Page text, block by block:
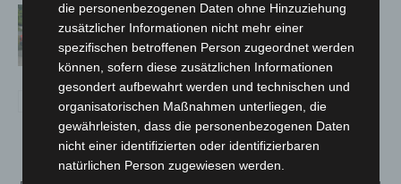
Region Hannover: 21 neue
Notfallsanitäter starten beim Roten
Kreuz
die personenbezogenen Daten ohne Hinzuziehung
zusätzlicher Informationen nicht mehr einer
spezifischen betroffenen Person zugeordnet werden
können, sofern diese zusätzlichen Informationen
gesondert aufbewahrt werden und technischen und
organisatorischen Maßnahmen unterliegen, die
gewährleisten, dass die personenbezogenen Daten
nicht einer identifizierten oder identifizierbaren
natürlichen Person zugewiesen werden.